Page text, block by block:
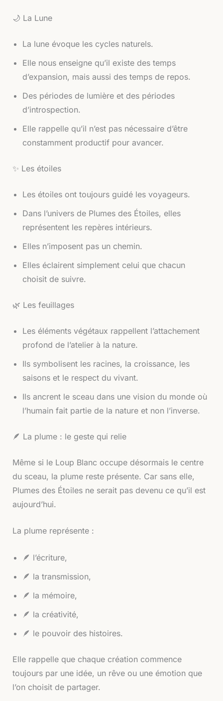
🌙 La Lune
La lune évoque les cycles naturels.
Elle nous enseigne qu’il existe des temps
d’expansion, mais aussi des temps de repos.
Des périodes de lumière et des périodes
d’introspection.
Elle rappelle qu’il n’est pas nécessaire d’être
constamment productif pour avancer.
✨ Les étoiles
Les étoiles ont toujours guidé les voyageurs.
Dans l’univers de Plumes des Étoiles, elles
représentent les repères intérieurs.
Elles n’imposent pas un chemin.
Elles éclairent simplement celui que chacun
choisit de suivre.
🌿 Les feuillages
Les éléments végétaux rappellent l’attachement
profond de l’atelier à la nature.
Ils symbolisent les racines, la croissance, les
saisons et le respect du vivant.
Ils ancrent le sceau dans une vision du monde où
l’humain fait partie de la nature et non l’inverse.
🪶 La plume : le geste qui relie
Même si le Loup Blanc occupe désormais le centre
du sceau, la plume reste présente. Car sans elle,
Plumes des Étoiles ne serait pas devenu ce qu’il est
aujourd’hui.
La plume représente :
🪶 l’écriture,
🪶 la transmission,
🪶 la mémoire,
🪶 la créativité,
🪶 le pouvoir des histoires.
Elle rappelle que chaque création commence
toujours par une idée, un rêve ou une émotion que
l’on choisit de partager.